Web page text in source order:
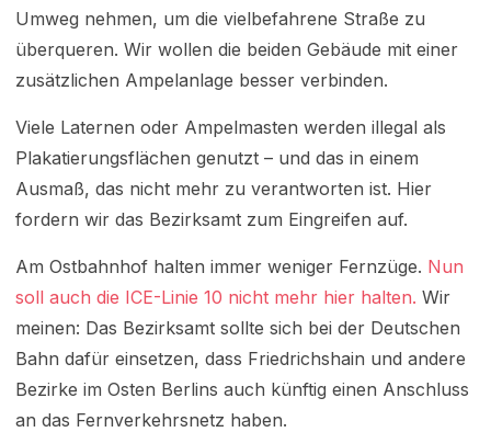
Umweg nehmen, um die vielbefahrene Straße zu
überqueren. Wir wollen die beiden Gebäude mit einer
zusätzlichen Ampelanlage besser verbinden.
Viele Laternen oder Ampelmasten werden illegal als
Plakatierungsflächen genutzt – und das in einem
Ausmaß, das nicht mehr zu verantworten ist. Hier
fordern wir das Bezirksamt zum Eingreifen auf.
Am Ostbahnhof halten immer weniger Fernzüge. Nun
soll auch die ICE-Linie 10 nicht mehr hier halten. Wir
meinen: Das Bezirksamt sollte sich bei der Deutschen
Bahn dafür einsetzen, dass Friedrichshain und andere
Bezirke im Osten Berlins auch künftig einen Anschluss
an das Fernverkehrsnetz haben.